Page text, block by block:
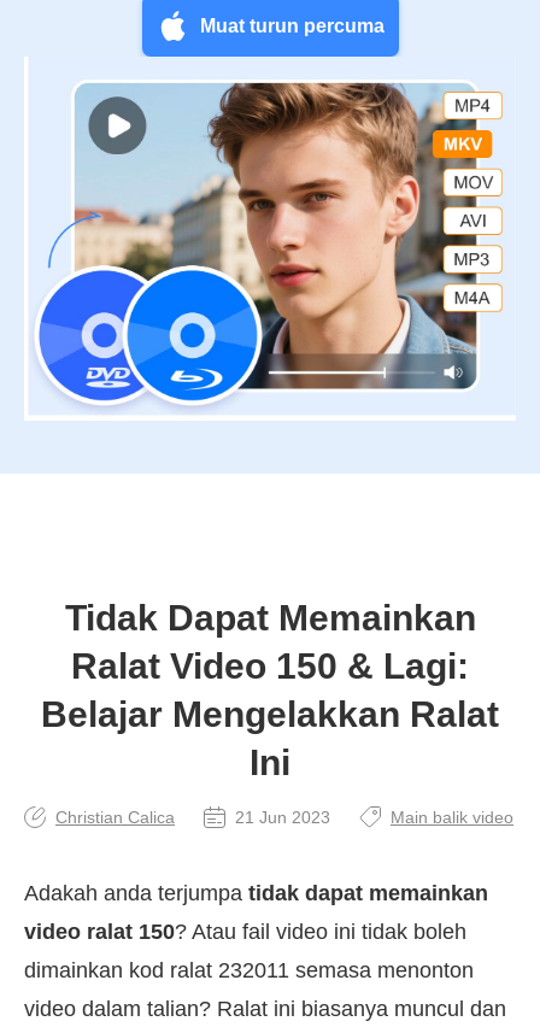
Muat turun percuma
Tidak Dapat Memainkan
Ralat Video 150 & Lagi:
Belajar Mengelakkan Ralat
Ini
Christian Calica 21 Jun 2023 Main balik video
Adakah anda terjumpa tidak dapat memainkan
video ralat 150? Atau fail video ini tidak boleh
dimainkan kod ralat 232011 semasa menonton
video dalam talian? Ralat ini biasanya muncul dan